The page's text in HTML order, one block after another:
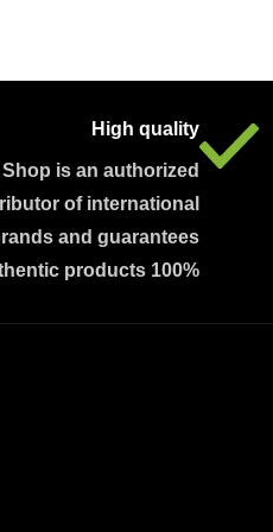
High quality
is an authorized
of international
and guarantees
products 100%